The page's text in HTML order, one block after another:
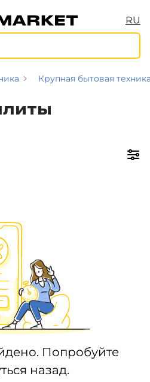
RU
Крупная бытовая
Попробуйте
назад.